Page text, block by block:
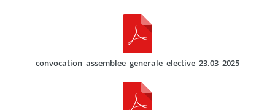
convocation_assemblee_generale_elective_23.03_2025